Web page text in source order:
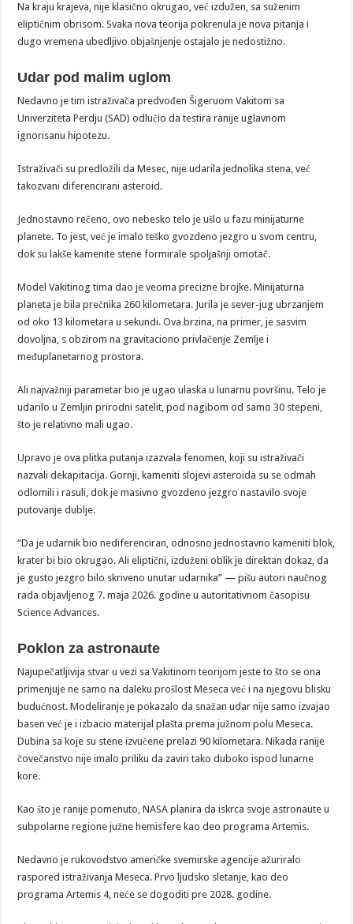
Na kraju krajeva, nije klasično okrugao, već izdužen, sa suženim
eliptičnim obrisom. Svaka nova teorija pokrenula je nova pitanja i
dugo vremena ubedljivo objašnjenje ostajalo je nedostižno.
Udar pod malim uglom
Nedavno je tim istraživača predvođen Šigeruom Vakitom sa
Univerziteta Perdju (SAD) odlučio da testira ranije uglavnom
ignorisanu hipotezu.
Istraživači su predložili da Mesec, nije udarila jednolika stena, već
takozvani diferencirani asteroid.
Jednostavno rečeno, ovo nebesko telo je ušlo u fazu minijaturne
planete. To jest, već je imalo teško gvozdeno jezgro u svom centru,
dok su lakše kamenite stene formirale spoljašnji omotač.
Model Vakitinog tima dao je veoma precizne brojke. Minijaturna
planeta je bila prečnika 260 kilometara. Jurila je sever-jug ubrzanjem
od oko 13 kilometara u sekundi. Ova brzina, na primer, je sasvim
dovoljna, s obzirom na gravitaciono privlačenje Zemlje i
međuplanetarnog prostora.
Ali najvažniji parametar bio je ugao ulaska u lunarnu površinu. Telo je
udarilo u Zemljin prirodni satelit, pod nagibom od samo 30 stepeni,
što je relativno mali ugao.
Upravo je ova plitka putanja izazvala fenomen, koji su istraživači
nazvali dekapitacija. Gornji, kameniti slojevi asteroida su se odmah
odlomili i rasuli, dok je masivno gvozdeno jezgro nastavilo svoje
putovanje dublje.
“Da je udarnik bio nediferenciran, odnosno jednostavno kameniti blok,
krater bi bio okrugao. Ali eliptični, izduženi oblik je direktan dokaz, da
je gusto jezgro bilo skriveno unutar udarnika” — pišu autori naučnog
rada objavljenog 7. maja 2026. godine u autoritativnom časopisu
Science Advances.
Poklon za astronaute
Najupečatljivija stvar u vezi sa Vakitinom teorijom jeste to što se ona
primenjuje ne samo na daleku prošlost Meseca već i na njegovu blisku
budućnost. Modeliranje je pokazalo da snažan udar nije samo izvajao
basen već je i izbacio materijal plašta prema južnom polu Meseca.
Dubina sa koje su stene izvučene prelazi 90 kilometara. Nikada ranije
čovečanstvo nije imalo priliku da zaviri tako duboko ispod lunarne
kore.
Kao što je ranije pomenuto, NASA planira da iskrca svoje astronaute u
subpolarne regione južne hemisfere kao deo programa Artemis.
Nedavno je rukovodstvo američke svemirske agencije ažuriralo
raspored istraživanja Meseca. Prvo ljudsko sletanje, kao deo
programa Artemis 4, neće se dogoditi pre 2028. godine.